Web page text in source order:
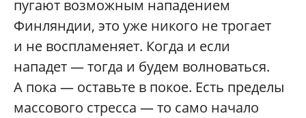
пугают возможным нападением
Финляндии, это уже никого не трогает
и не воспламеняет. Когда и если
нападет — тогда и будем волноваться.
А пока — оставьте в покое. Есть пределы
массового стресса — то само начало